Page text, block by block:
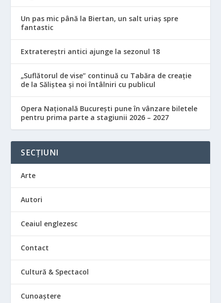
Un pas mic până la Biertan, un salt uriaș spre
fantastic
Extratereștri antici ajunge la sezonul 18
„Suflătorul de vise” continuă cu Tabăra de creație
de la Săliștea și noi întâlniri cu publicul
Opera Națională București pune în vânzare biletele
pentru prima parte a stagiunii 2026 – 2027
SECȚIUNI
Arte
Autori
Ceaiul englezesc
Contact
Cultură & Spectacol
Cunoaștere